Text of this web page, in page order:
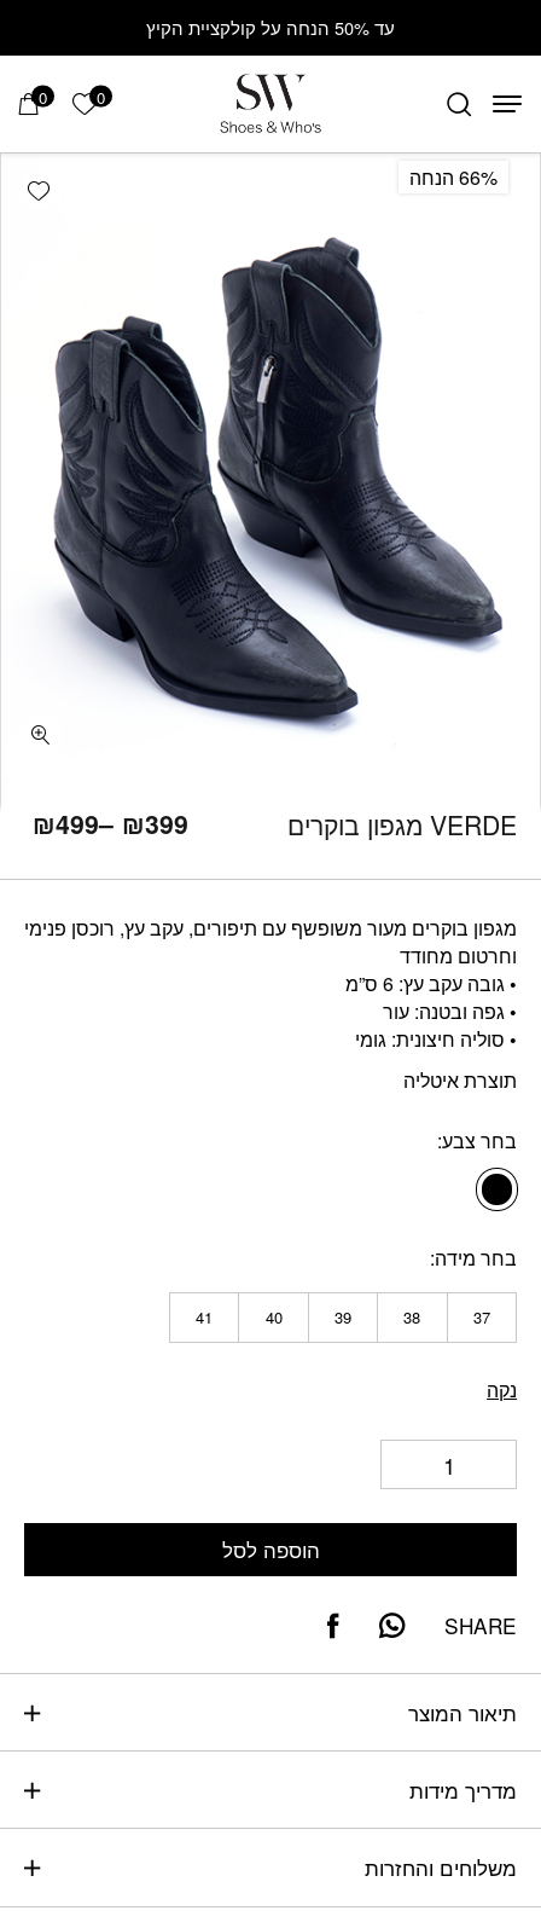
עד 50% הנחה על קולקציית הקיץ
0 הרשימה
0
VERDE מגפון בוקרים ₪399
–
₪499
מגפון בוקרים מעור משופשף עם תיפורים, עקב עץ, רוכסן פנימי
וחרטום מחודד
• גובה עקב עץ: 6 ס”מ
• גפה ובטנה: עור
• סוליה חיצונית: גומי
תוצרת איטליה
בחר צבע
בחר מידה
37
38
39
40
41
נקה
הוספה לסל
SHARE
תיאור המוצר
מדריך מידות
משלוחים והחזרות
66% הנחה